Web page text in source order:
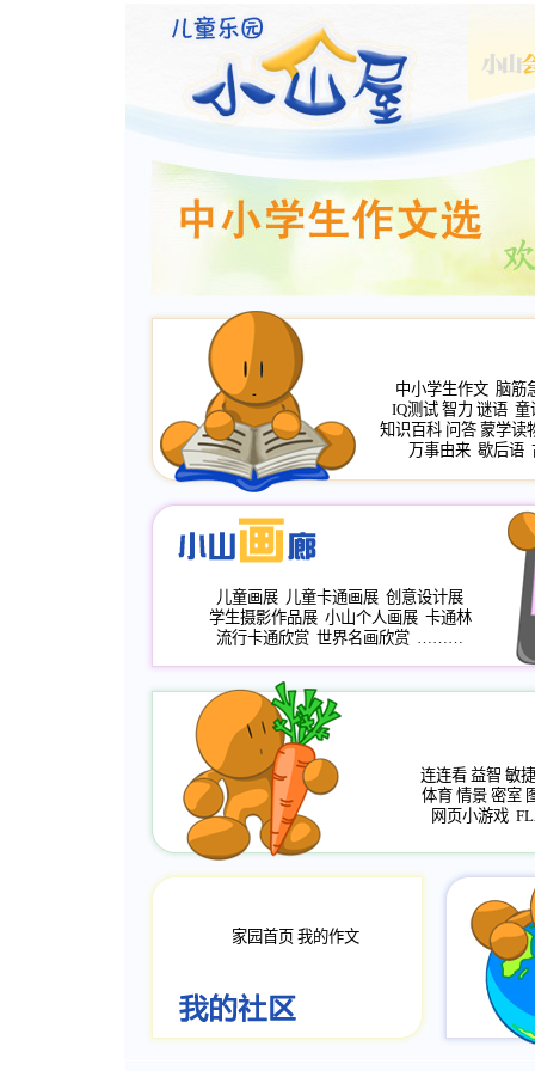
中小学生作文 脑筋
IQ测试 智力 谜语 童
知识百科 问答 蒙学读
万事由来 歇后语
儿童画展 儿童卡通画展 创意设计展
学生摄影作品展 小山个人画展 卡通林
流行卡通欣赏 世界名画欣赏 ………
连连看 益智 敏捷
体育 情景 密室
网页小游戏
家园首页 我的作文